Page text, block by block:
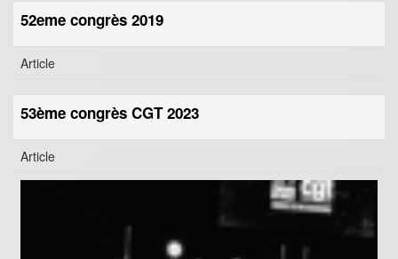
52eme congrès 2019
Article
53ème congrès CGT 2023
Article